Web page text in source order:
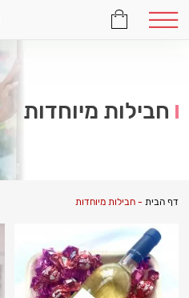
חבילות מיוחדות
דף הבית -חבילות מיוחדות